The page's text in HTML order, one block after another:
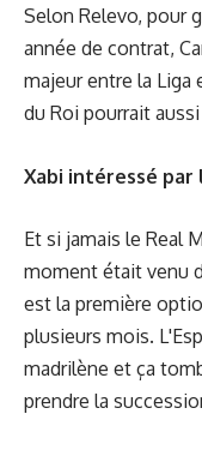
Selon Relevo, pour
année de contrat,
majeur entre la Liga
du Roi pourrait
Xabi intéressé par
Et si jamais le Real
moment était venu
est la première
plusieurs mois.
madrilène et ça
prendre la